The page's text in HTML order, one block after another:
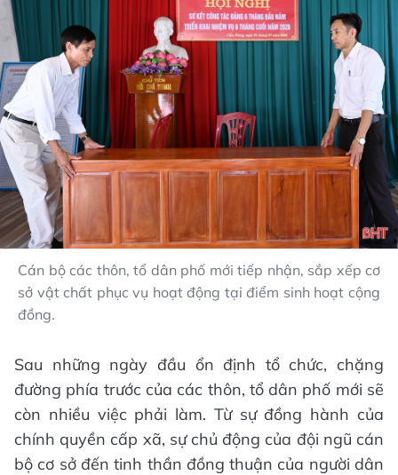
Cán bộ các thôn, tổ dân phố mới tiếp nhận, sắp xếp cơ
sở vật chất phục vụ hoạt động tại điểm sinh hoạt cộng
đồng.
Sau những ngày đầu ổn định tổ chức, chặng
đường phía trước của các thôn, tổ dân phố mới sẽ
còn nhiều việc phải làm. Từ sự đồng hành của
chính quyền cấp xã, sự chủ động của đội ngũ cán
bộ cơ sở đến tinh thần đồng thuận của người dân